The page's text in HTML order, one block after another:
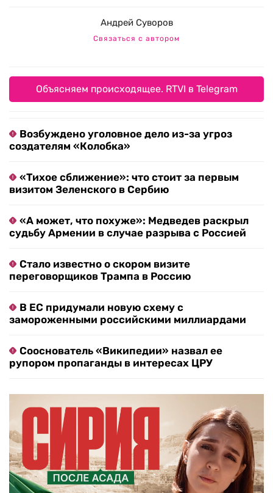
Андрей Суворов
Связаться с автором
Объясняем происходящее. RTVI в Telegram
Возбуждено уголовное дело из-за угроз
создателям «Колобка»
«Тихое сближение»: что стоит за первым
визитом Зеленского в Сербию
«А может, что похуже»: Медведев раскрыл
судьбу Армении в случае разрыва с Россией
Стало известно о скором визите
переговорщиков Трампа в Россию
В ЕС придумали новую схему с
замороженными российскими миллиардами
Сооснователь «Википедии» назвал ее
рупором пропаганды в интересах ЦРУ